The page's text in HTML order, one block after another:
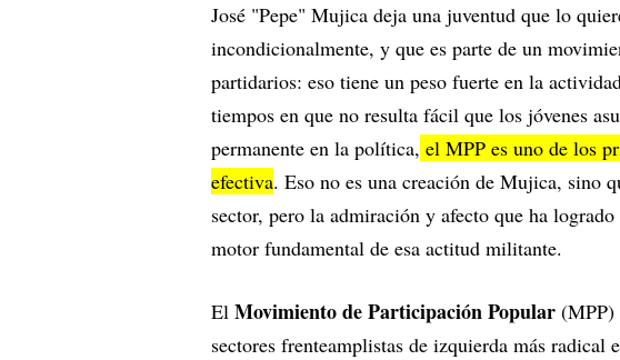
José "Pepe" Mujica deja una juventud que lo
incondicionalmente, y que es parte de un
partidarios: eso tiene un peso fuerte en la
tiempos en que no resulta fácil que los jóvenes
permanente en la política, el MPP es uno de los
efectiva. Eso no es una creación de Mujica, sino
sector, pero la admiración y afecto que ha
motor fundamental de esa actitud militante.
El Movimiento de Participación Popular (MPP)
sectores frenteamplistas de izquierda más